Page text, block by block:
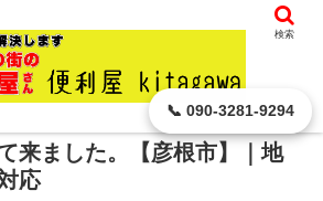
話題・お出かけ・イベント
来ました。【彦根市】｜地
応
検索
📞 090-3281-9294